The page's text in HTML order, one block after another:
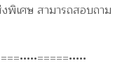
พิเศษ สามารถสอบถาม